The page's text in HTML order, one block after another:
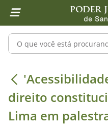
1 Ir para o conteúdo
2 Ir para a ferramenta de
4 Ir para o menu principal
5 Ir para a pesquisa
6 Ir para o rodapé
7 Ir para a página inicial
Pesquisar no
'Acessibilidade
direito
Lima em